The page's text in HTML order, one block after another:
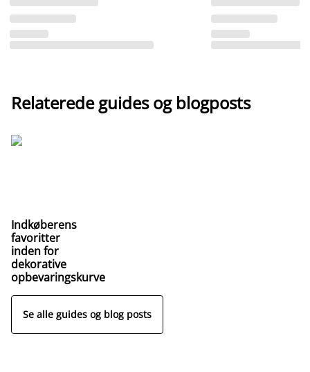
Relaterede guides og blogposts
Indkøberens
favoritter
inden for
dekorative
opbevaringskurve
Se alle guides og blog posts